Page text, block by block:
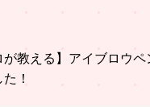
が教える】アイブロウ
！